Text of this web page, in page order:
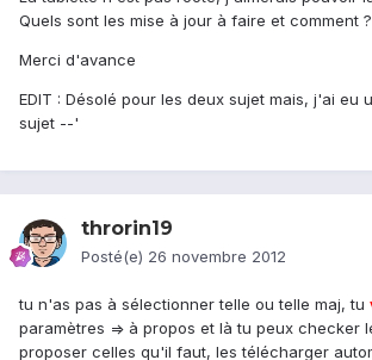
Quels sont les mise à jour à faire et comment ?
Merci d'avance
EDIT : Désolé pour les deux sujet mais, j'ai eu
sujet --'
throrin19
Posté(e) 26 novembre 2012
tu n'as pas à sélectionner telle ou telle maj, tu
paramètres => à propos et là tu peux checker
proposer celles qu'il faut, les télécharger